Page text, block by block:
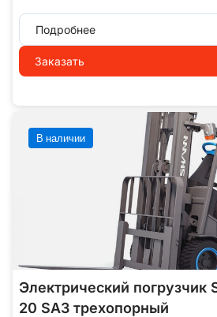
Подробнее
Заказать
В наличии
Электрический погрузчик
20 SA3 трехопорный